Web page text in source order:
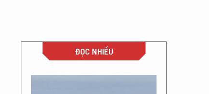
ĐỌC NHIỀU